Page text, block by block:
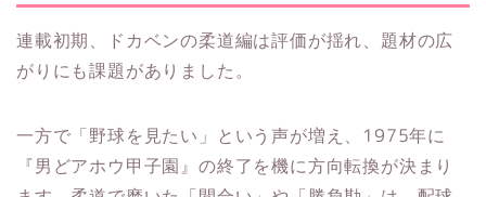
連載初期、ドカベンの柔道編は評価が揺れ、題材の広
がりにも課題がありました。
一方で「野球を見たい」という声が増え、1975年に
『男どアホウ甲子園』の終了を機に方向転換が決まり